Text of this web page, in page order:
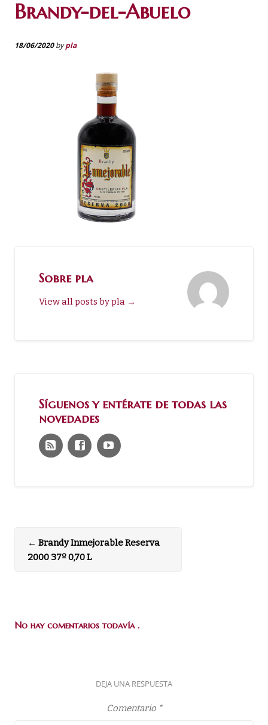
Brandy-del-Abuelo
18/06/2020bypla
Sobre pla
View all posts by pla →
Síguenos y entérate de todas las
novedades
← Brandy Inmejorable Reserva
2000 37º 0,70 L
No hay comentarios todavía .
DEJA UNA RESPUESTA
Comentario *